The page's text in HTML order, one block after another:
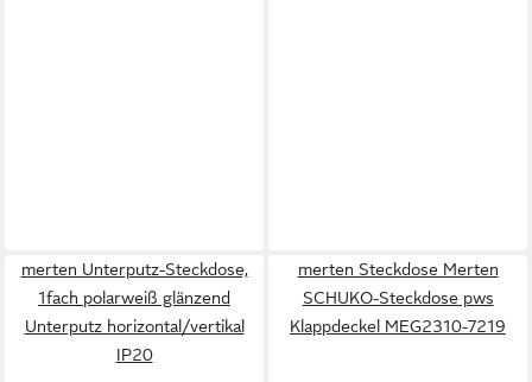
merten Unterputz-Steckdose,
1fach polarweiß glänzend
Unterputz horizontal/vertikal
IP20
merten Steckdose Merten
SCHUKO-Steckdose pws
Klappdeckel MEG2310-7219